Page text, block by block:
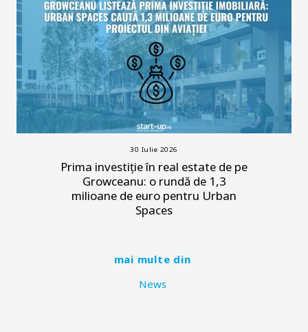
30 Iulie 2026
Prima investiție în real estate de pe
Growceanu: o rundă de 1,3
milioane de euro pentru Urban
Spaces
mai multe din
News